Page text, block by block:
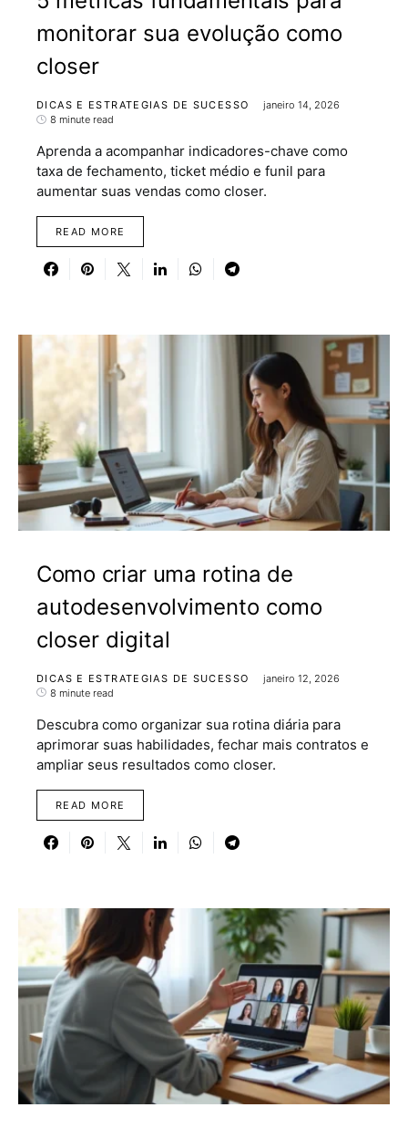
monitorar sua evolução como
closer
DICAS E ESTRATEGIAS DE SUCESSO
janeiro 14, 2026
8 minute read
Aprenda a acompanhar indicadores-chave como
taxa de fechamento, ticket médio e funil para
aumentar suas vendas como closer.
READ MORE
Como criar uma rotina de
autodesenvolvimento como
closer digital
DICAS E ESTRATEGIAS DE SUCESSO
janeiro 12, 2026
8 minute read
Descubra como organizar sua rotina diária para
aprimorar suas habilidades, fechar mais contratos e
ampliar seus resultados como closer.
READ MORE